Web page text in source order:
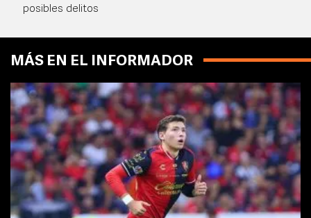
posibles delitos
MÁS EN EL INFORMADOR